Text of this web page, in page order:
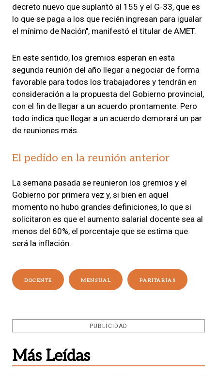
decreto nuevo que suplantó al 155 y el G-33, que es
lo que se paga a los que recién ingresan para igualar
el mínimo de Nación", manifestó el titular de AMET.
En este sentido, los gremios esperan en esta
segunda reunión del año llegar a negociar de forma
favorable para todos los trabajadores y tendrán en
consideración a la propuesta del Gobierno provincial,
con el fin de llegar a un acuerdo prontamente. Pero
todo indica que llegar a un acuerdo demorará un par
de reuniones más.
El pedido en la reunión anterior
La semana pasada se reunieron los gremios y el
Gobierno por primera vez y, si bien en aquel
momento no hubo grandes definiciones, lo que si
solicitaron es que el aumento salarial docente sea al
menos del 60%, el porcentaje que se estima que
será la inflación.
DOCENTE MENSUAL PARITARIAS
PUBLICIDAD
Más Leídas